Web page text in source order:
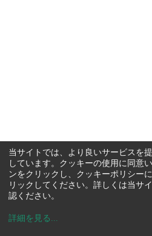
当サイトでは、より良いサービスを
しています。クッキーの使用に同意
ンをクリックし、クッキーポリシー
リックしてください。詳しくは当サ
認ください。
詳細を見る ...